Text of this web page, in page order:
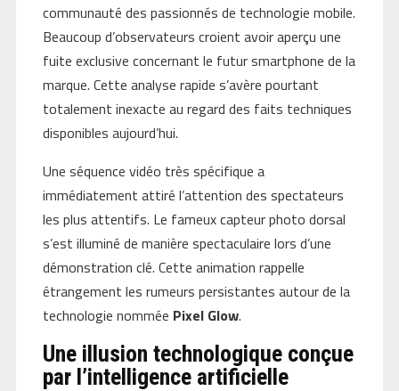
communauté des passionnés de technologie mobile.
Beaucoup d’observateurs croient avoir aperçu une
fuite exclusive concernant le futur smartphone de la
marque. Cette analyse rapide s’avère pourtant
totalement inexacte au regard des faits techniques
disponibles aujourd’hui.
Une séquence vidéo très spécifique a
immédiatement attiré l’attention des spectateurs
les plus attentifs. Le fameux capteur photo dorsal
s’est illuminé de manière spectaculaire lors d’une
démonstration clé. Cette animation rappelle
étrangement les rumeurs persistantes autour de la
technologie nommée Pixel Glow.
Une illusion technologique conçue
par l’intelligence artificielle